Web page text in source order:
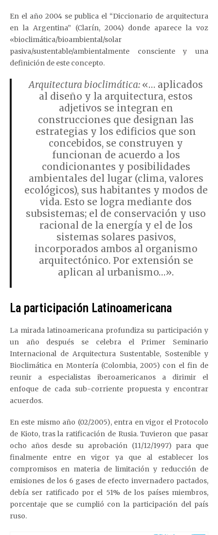
En el año 2004 se publica el “Diccionario de arquitectura
en la Argentina” (Clarín, 2004) donde aparece la voz
«bioclimática/bioambiental/solar
pasiva/sustentable/ambientalmente consciente y una
definición de este concepto.
Arquitectura bioclimática: «… aplicados
al diseño y la arquitectura, estos
adjetivos se integran en
construcciones que designan las
estrategias y los edificios que son
concebidos, se construyen y
funcionan de acuerdo a los
condicionantes y posibilidades
ambientales del lugar (clima, valores
ecológicos), sus habitantes y modos de
vida. Esto se logra mediante dos
subsistemas; el de conservación y uso
racional de la energía y el de los
sistemas solares pasivos,
incorporados ambos al organismo
arquitectónico. Por extensión se
aplican al urbanismo…».
La participación Latinoamericana
La mirada latinoamericana profundiza su participación y
un año después se celebra el Primer Seminario
Internacional de Arquitectura Sustentable, Sostenible y
Bioclimática en Montería (Colombia, 2005) con el fin de
reunir a especialistas iberoamericanos a dirimir el
enfoque de cada sub-corriente propuesta y encontrar
acuerdos.
En este mismo año (02/2005), entra en vigor el Protocolo
de Kioto, tras la ratificación de Rusia. Tuvieron que pasar
ocho años desde su aprobación (11/12/1997) para que
finalmente entre en vigor ya que al establecer los
compromisos en materia de limitación y reducción de
emisiones de los 6 gases de efecto invernadero pactados,
debía ser ratificado por el 51% de los países miembros,
porcentaje que se cumplió con la participación del país
ruso.